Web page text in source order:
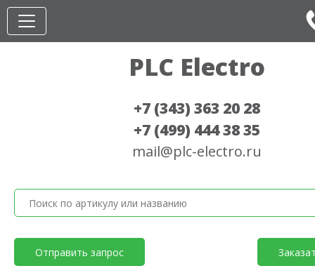
PLC Electro
+7 (343) 363 20 28
+7 (499) 444 38 35
mail@plc-electro.ru
Отправить запрос